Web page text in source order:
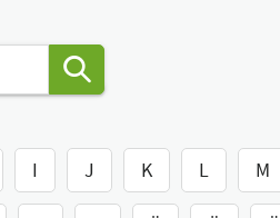
I J K L M